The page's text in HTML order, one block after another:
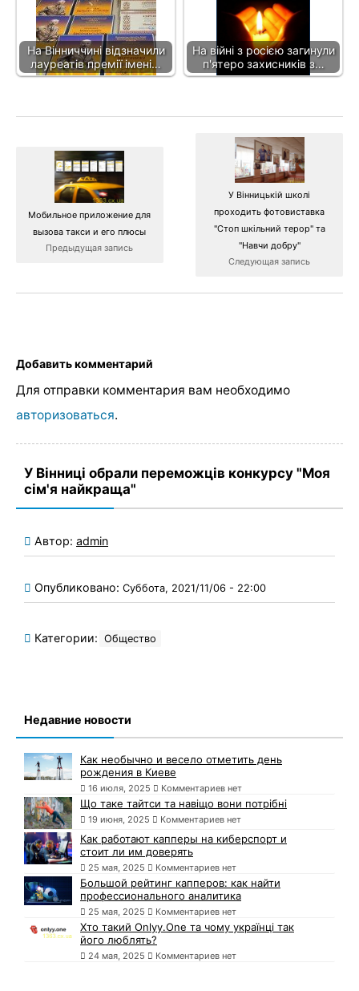
На Вінниччині відзначили
лауреатів премії імені…
На війні з росією загинули
п'ятеро захисників з…
Мобильное приложение для
вызова такси и его плюсы
Предыдущая запись
У Вінницькій школі
проходить фотовиставка
"Стоп шкільний терор" та
"Навчи добру"
Следующая запись
Добавить комментарий
Для отправки комментария вам необходимо
авторизоваться.
У Вінниці обрали переможців конкурсу "Моя
сім'я найкраща"
Автор: admin
Опубликовано: Суббота, 2021/11/06 - 22:00
Категории: Общество
Недавние новости
Как необычно и весело отметить день
рождения в Киеве
16 июля, 2025 Комментариев нет
Що таке тайтси та навіщо вони потрібні
19 июня, 2025 Комментариев нет
Как работают капперы на киберспорт и
стоит ли им доверять
25 мая, 2025 Комментариев нет
Большой рейтинг капперов: как найти
профессионального аналитика
25 мая, 2025 Комментариев нет
Хто такий Onlyy.One та чому українці так
його люблять?
24 мая, 2025 Комментариев нет